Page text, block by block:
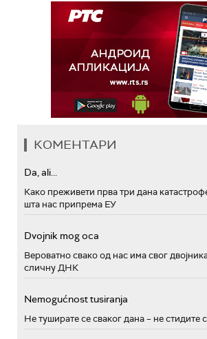
КОМЕНТАРИ
Da, ali...
Како преживети прва три дана
шта нас припрема ЕУ
Dvojnik mog oca
Вероватно свако од нас има свог
сличну ДНК
Nemogućnost tusiranja
Не туширате се сваког дана – не стидите